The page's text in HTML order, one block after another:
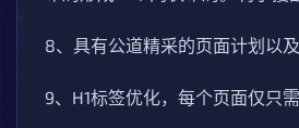
8、具有公道精采的页面计划以及
9、H1标签优化，每个页面仅只